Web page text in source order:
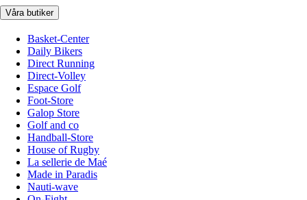
Våra butiker
Basket-Center
Daily Bikers
Direct Running
Direct-Volley
Espace Golf
Foot-Store
Galop Store
Golf and co
Handball-Store
House of Rugby
La sellerie de Maé
Made in Paradis
Nauti-wave